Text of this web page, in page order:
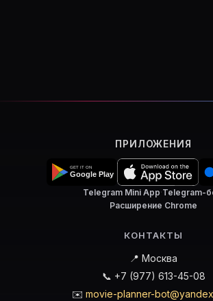
ПРИЛОЖЕНИЯ
Telegram Mini App·Telegram-
Расширение Chrome
КОНТАКТЫ
📍 Москва
📞 +7 (977) 613-45-08
✉️ movie-planner-